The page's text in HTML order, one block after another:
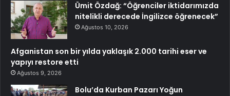
Ümit Özdağ: “Öğrenciler iktidarımızda
nitelikli derecede İngilizce öğrenecek”
Ağustos 10, 2026
Afganistan son bir yılda yaklaşık 2.000 tarihi eser ve
yapıyı restore etti
Ağustos 9, 2026
Bolu’da Kurban Pazarı Yoğun